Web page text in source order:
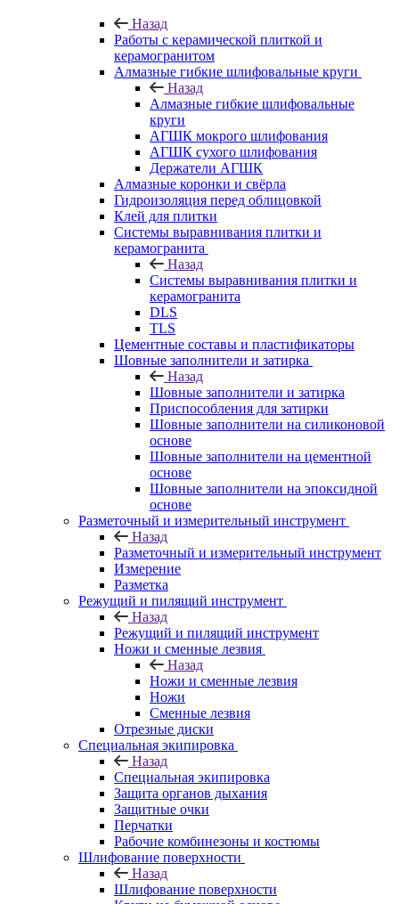
Назад
Работы с керамической плиткой и
керамогранитом
Алмазные гибкие шлифовальные круги
Назад
Алмазные гибкие шлифовальные
круги
АГШК мокрого шлифования
АГШК сухого шлифования
Держатели АГШК
Алмазные коронки и свёрла
Гидроизоляция перед облицовкой
Клей для плитки
Системы выравнивания плитки и
керамогранита
Назад
Системы выравнивания плитки и
керамогранита
DLS
TLS
Цементные составы и пластификаторы
Шовные заполнители и затирка
Назад
Шовные заполнители и затирка
Приспособления для затирки
Шовные заполнители на силиконовой
основе
Шовные заполнители на цементной
основе
Шовные заполнители на эпоксидной
основе
Разметочный и измерительный инструмент
Назад
Разметочный и измерительный инструмент
Измерение
Разметка
Режущий и пилящий инструмент
Назад
Режущий и пилящий инструмент
Ножи и сменные лезвия
Назад
Ножи и сменные лезвия
Ножи
Сменные лезвия
Отрезные диски
Специальная экипировка
Назад
Специальная экипировка
Защита органов дыхания
Защитные очки
Перчатки
Рабочие комбинезоны и костюмы
Шлифование поверхности
Назад
Шлифование поверхности